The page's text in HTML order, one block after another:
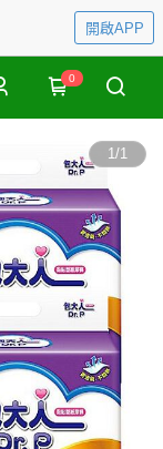
開啟APP
0
1/1